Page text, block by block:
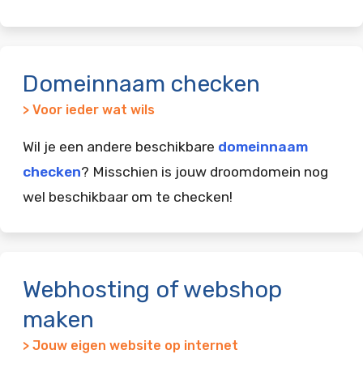
Domeinnaam checken
> Voor ieder wat wils
Wil je een andere beschikbare domeinnaam
checken? Misschien is jouw droomdomein nog
wel beschikbaar om te checken!
Webhosting of webshop
maken
> Jouw eigen website op internet